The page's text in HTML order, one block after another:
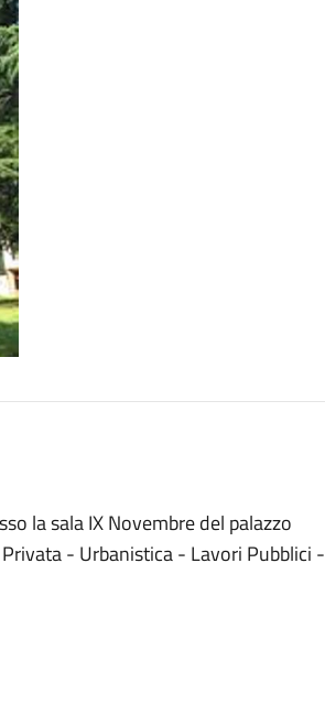
la sala IX Novembre del palazzo
- Urbanistica - Lavori Pubblici -